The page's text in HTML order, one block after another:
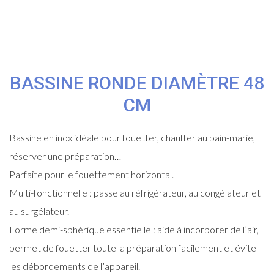
BASSINE RONDE DIAMÈTRE 48
CM
Bassine en inox idéale pour fouetter, chauffer au bain-marie,
réserver une préparation…
Parfaite pour le fouettement horizontal.
Multi-fonctionnelle : passe au réfrigérateur, au congélateur et
au surgélateur.
Forme demi-sphérique essentielle : aide à incorporer de l’air,
permet de fouetter toute la préparation facilement et évite
les débordements de l’appareil.